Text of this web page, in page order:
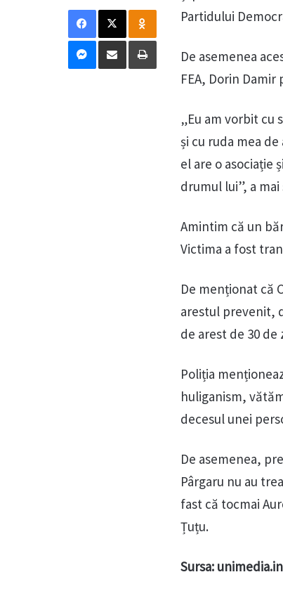
Partidului
De asemenea
FEA, Dorin
„Eu am vorbit cu
și cu ruda mea
el are o asociație
drumul lui”, a
Amintim că un
Victima a fost
De menționat că
arestul prevenit,
de arest de 30 de
Poliția
huliganism,
decesul unei
De asemenea,
Pârgaru nu au
fast că tocmai
Țuțu.
Sursa:
Facebook
X Odnoklassniki
Messenger
Distribuie prin mail Tipărește